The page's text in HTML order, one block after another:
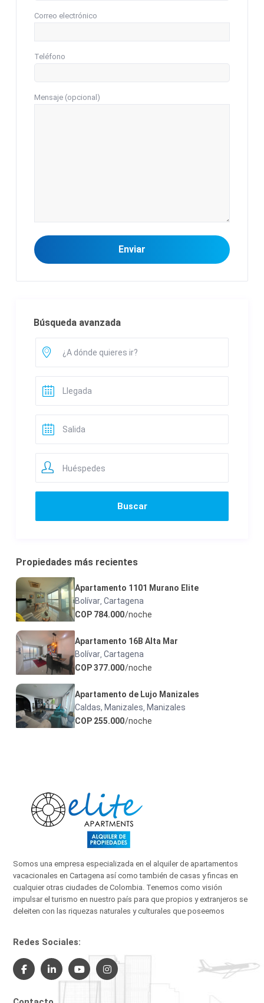
Correo electrónico
Teléfono
Mensaje (opcional)
Búsqueda avanzada
Huéspedes
Propiedades más recientes
Apartamento 1101 Murano Elite
Bolívar ,Cartagena
COP 784.000/noche
Apartamento 16B Alta Mar
Bolívar ,Cartagena
COP 377.000/noche
Apartamento de Lujo Manizales
Caldas, Manizales Manizales
COP 255.000/noche
Somos una empresa especializada en el alquiler de apartamentos
vacacionales en Cartagena así como también de casas y fincas en
cualquier otras ciudades de Colombia. Tenemos como visión
impulsar el turismo en nuestro país para que propios y extranjeros se
deleiten con las riquezas naturales y culturales que poseemos
Redes Sociales: